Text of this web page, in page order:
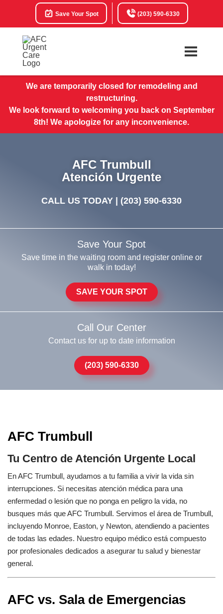
Save Your Spot (203) 590-6330
We are temporarily closed for remodeling and
restructuring.
We look forward to welcoming you back on September
8th! We apologize for any inconvenience.
AFC Trumbull
Atención Urgente
CALL US TODAY | (203) 590-6330
Save Your Spot
Save time in the waiting room and register online or
walk in today!
SAVE YOUR SPOT
Call Our Center
Contact us for up to date information
(203) 590-6330
AFC Trumbull
Tu Centro de Atención Urgente Local
En AFC Trumbull, ayudamos a tu familia a vivir la vida sin
interrupciones. Si necesitas atención médica para una
enfermedad o lesión que no ponga en peligro la vida, no
busques más que AFC Trumbull. Servimos el área de Trumbull,
incluyendo Monroe, Easton, y Newton, atendiendo a pacientes
de todas las edades. Nuestro equipo médico está compuesto
por profesionales dedicados a asegurar tu salud y bienestar
general.
AFC vs. Sala de Emergencias